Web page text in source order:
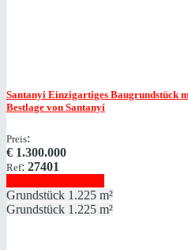
Santanyi Einzigartiges Baugrundstück
Bestlage von Santanyí
Preis:
€ 1.300.000
Ref: 27401
Grundstück 1.225 m²
Grundstück 1.225 m²